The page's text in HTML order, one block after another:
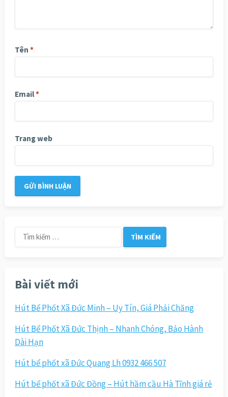
Tên *
Email*
Trang web
Tìm
kiếm
Bài viết mới
Hút Bể Phốt Xã Đức Minh – Uy Tín, Giá Phải Chăng
Hút Bể Phốt Xã Đức Thịnh – Nhanh Chóng, Bảo Hành
Dài Hạn
Hút bể phốt xã Đức Quang Lh 0932 466 507
Hút bể phốt xã Đức Đồng – Hút hầm cầu Hà Tĩnh giá rẻ